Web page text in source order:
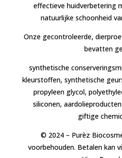
effectieve huidverbetering
natuurlijke schoonheid
Onze gecontroleerde,
bevatten
synthetische
kleurstoffen, synthetische
propyleen glycol,
siliconen,
giftige
© 2024 – Purèz
voorbehouden. Betalen kan